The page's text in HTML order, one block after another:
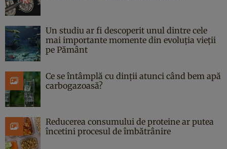
Un studiu ar fi descoperit unul dintre cele
mai importante momente din evoluția vieții
pe Pământ
Ce se întâmplă cu dinții atunci când bem apă
carbogazoasă?
Reducerea consumului de proteine ar putea
încetini procesul de îmbătrânire